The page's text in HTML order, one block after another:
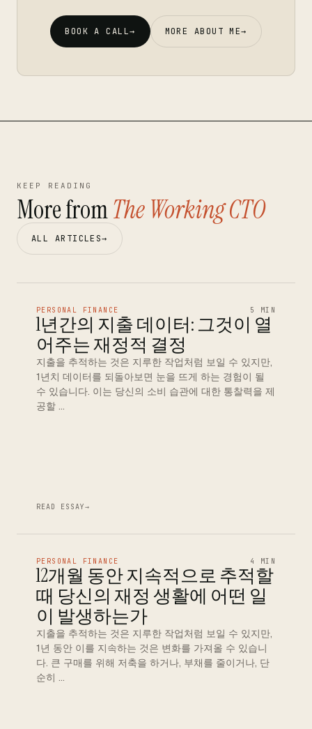
BOOK A CALL→ MORE ABOUT ME→
KEEP READING
More fromThe Working CTO
ALL ARTICLES→
PERSONAL FINANCE 5 MIN
1년간의 지출 데이터: 그것이 열
어주는 재정적 결정
지출을 추적하는 것은 지루한 작업처럼 보일 수 있지만,
1년치 데이터를 되돌아보면 눈을 뜨게 하는 경험이 될
수 있습니다. 이는 당신의 소비 습관에 대한 통찰력을 제
공할 …
READ ESSAY→
PERSONAL FINANCE 4 MIN
12개월 동안 지속적으로 추적할
때 당신의 재정 생활에 어떤 일
이 발생하는가
지출을 추적하는 것은 지루한 작업처럼 보일 수 있지만,
1년 동안 이를 지속하는 것은 변화를 가져올 수 있습니
다. 큰 구매를 위해 저축을 하거나, 부채를 줄이거나, 단
순히 …